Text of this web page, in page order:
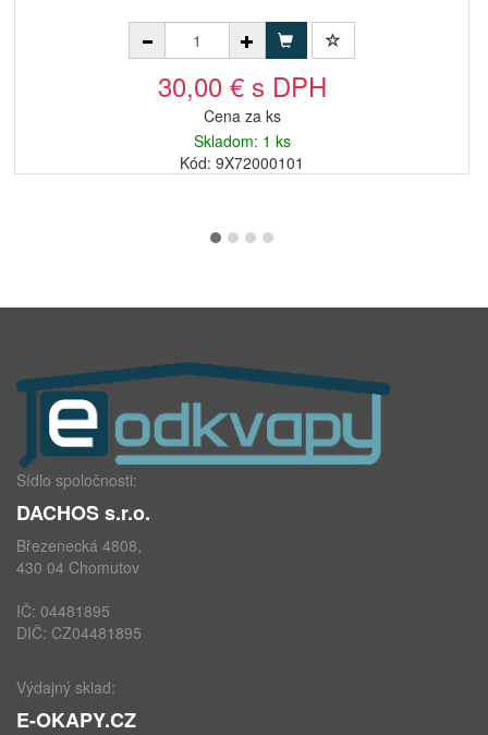
30,00 € s DPH
Cena za ks
Skladom: 1 ks
Kód: 9X72000101
Sídlo spoločnosti:
DACHOS s.r.o.
Březenecká 4808,
430 04 Chomutov
IČ: 04481895
DIČ: CZ04481895
Výdajný sklad:
E-OKAPY.CZ